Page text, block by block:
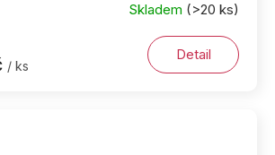
Skladem (>20 ks)
/ ks
Detail